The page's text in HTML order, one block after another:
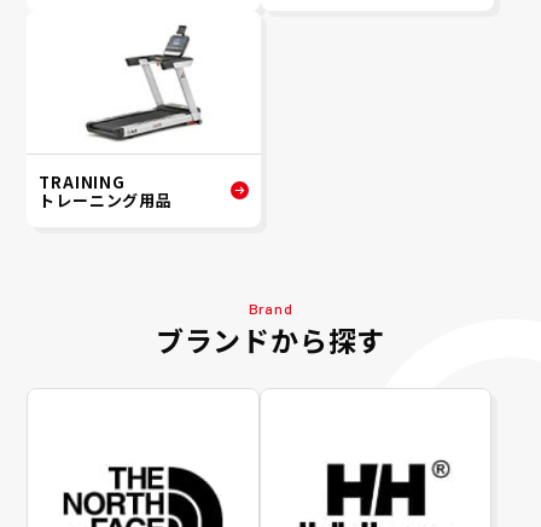
TRAINING
トレーニング用品
Brand
ブランドから探す